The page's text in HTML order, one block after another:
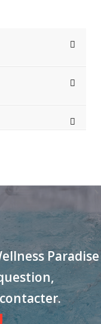
Paradise